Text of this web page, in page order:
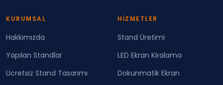
KURUMSAL
Hakkımızda
Yapılan Standlar
Ücretsiz Stand Tasarımı
HIZMETLER
Stand Üretimi
LED Ekran Kiralama
Dokunmatik Ekran